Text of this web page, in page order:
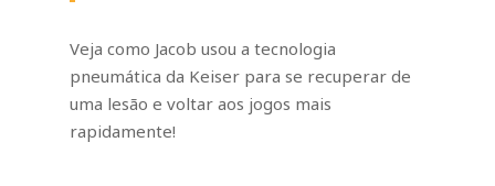
Veja como Jacob usou a tecnologia
pneumática da Keiser para se recuperar de
uma lesão e voltar aos jogos mais
rapidamente!